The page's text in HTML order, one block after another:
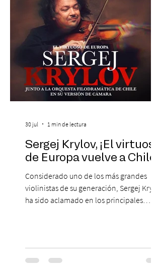
un repertorio que recorrerá seis décadas
de obras que transformaron l
Sergej Krylov, ¡El virtuoso
de Europa vuelve a Chile!
Considerado uno de los más grandes
violinistas de su generación, Sergej Krylov
ha sido aclamado en los principales
escenario del Teatro CA660 para
protagonizar una velada extraordinaria
30 jul 1 min de lectura